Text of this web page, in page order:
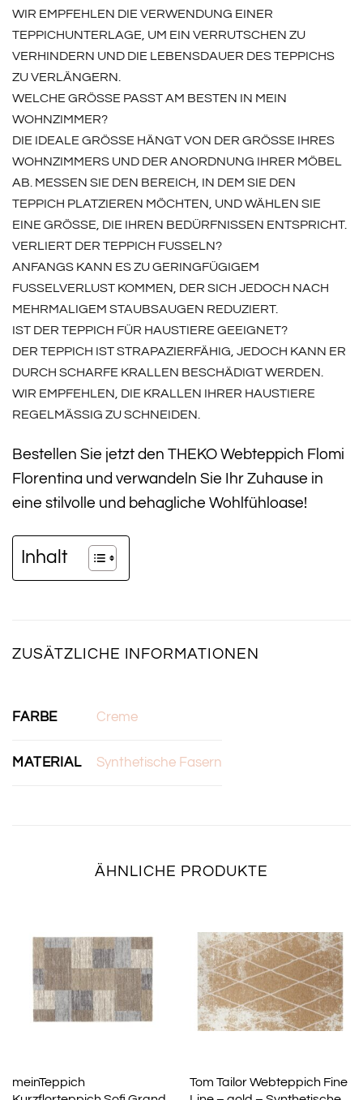
WIR EMPFEHLEN DIE VERWENDUNG EINER
TEPPICHUNTERLAGE, UM EIN VERRUTSCHEN ZU
VERHINDERN UND DIE LEBENSDAUER DES TEPPICHS
ZU VERLÄNGERN.
WELCHE GRÖSSE PASST AM BESTEN IN MEIN W
OHNZIMMER?
DIE IDEALE GRÖSSE HÄNGT VON DER GRÖSSE IHRES WO
HNZIMMERS UND DER ANORDNUNG IHRER MÖBEL AB
. MESSEN SIE DEN BEREICH, IN DEM SIE DEN TE
PPICH PLATZIEREN MÖCHTEN, UND WÄHLEN SIE EI
NE GRÖSSE, DIE IHREN BEDÜRFNISSEN ENTSPRICHT.
VERLIERT DER TEPPICH FUSSELN?
ANFANGS KANN ES ZU GERINGFÜGIGEM
FUSSELVERLUST KOMMEN, DER SICH JEDOCH NACH
MEHRMALIGEM STAUBSAUGEN REDUZIERT.
IST DER TEPPICH FÜR HAUSTIERE GEEIGNET?
DER TEPPICH IST STRAPAZIERFÄHIG, JEDOCH KANN ER
DURCH SCHARFE KRALLEN BESCHÄDIGT WERDEN.
WIR EMPFEHLEN, DIE KRALLEN IHRER HAUSTIERE
REGELMÄSSIG ZU SCHNEIDEN.
Bestellen Sie jetzt den THEKO Webteppich Flomi
Florentina und verwandeln Sie Ihr Zuhause in
eine stilvolle und behagliche Wohlfühloase!
Inhalt
ZUSÄTZLICHE INFORMATIONEN
FARBE Creme
MATERIAL Synthetische Fasern
ÄHNLICHE PRODUKTE
meinTeppich
Tom Tailor Webteppich Fine